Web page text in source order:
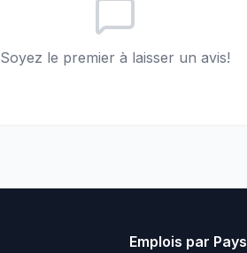
Soyez le premier à laisser un avis!
Emplois par Pays